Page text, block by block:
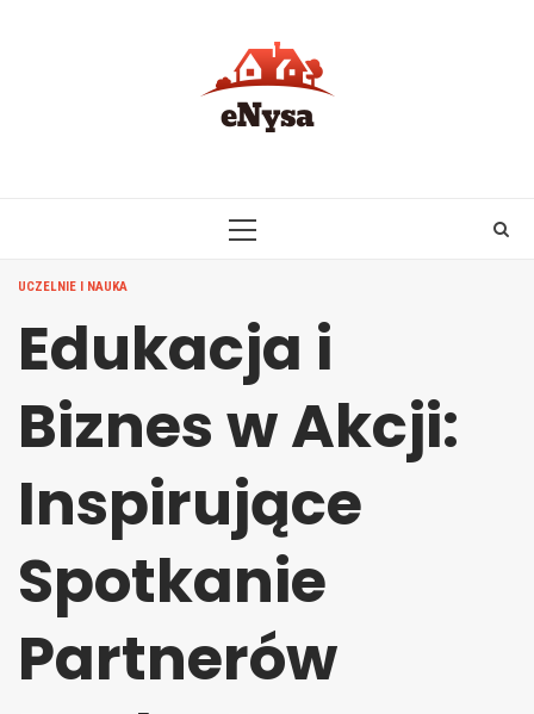
PRIMARY
UCZELNIE I NAUKA
Edukacja i
Biznes w Akcji:
Inspirujące
Spotkanie
Partnerów